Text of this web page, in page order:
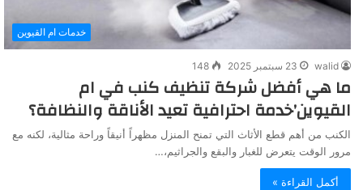
خدمات ام القيوين
walid 23 سبتمبر 2025 148
ما هي أفضل شركة تنظيف كنب في ام
القيوين’خدمة احترافية تعيد الأناقة والنظافة؟
الكنب من أهم قطع الأثاث التي تمنح المنزل مظهراً أنيقاً وراحة مثالية، لكنه مع
مرور الوقت يتعرض للغبار والبقع والجراثيم،…
أكمل القراءة »